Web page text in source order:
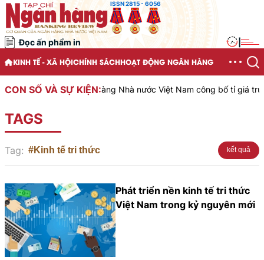
ISSN 2815 - 6056
Đọc ấn phẩm in
KINH TẾ - XÃ HỘICHÍNH SÁCHHOẠT ĐỘNG NGÂN HÀNG
CON SỐ VÀ SỰ KIỆN:Ngân hàng Nhà nước Việt Nam công bố tỉ giá
TAGS
Tag: #Kinh tế tri thức kết quả
Phát triển nền kinh tế tri thức
Việt Nam trong kỷ nguyên mới